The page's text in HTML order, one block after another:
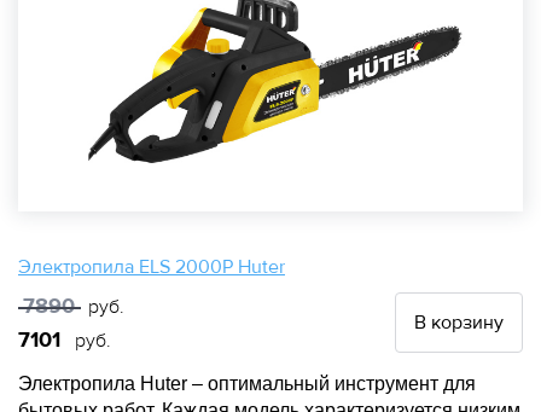
Электропила ELS 2000P Huter
7890 руб.
7101 руб.
В корзину
Электропила Huter – оптимальный инструмент для